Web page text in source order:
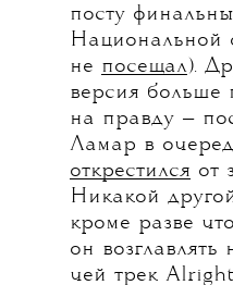
посту
Национальной
не посещал).
версия больше
на правду —
Ламар в
открестился от
Никакой
кроме разве
он возглавлять
чей трек